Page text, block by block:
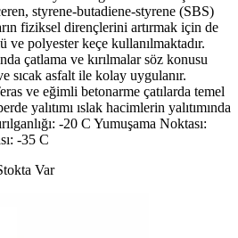
styrene-butadiene-styrene (SBS)
fiziksel dirençlerini artırmak için de
ve polyester keçe kullanılmaktadır.
çatlama ve kırılmalar söz konusu
sıcak asfalt ile kolay uygulanır.
ve eğimli betonarme çatılarda temel
yalıtımı ıslak hacimlerin yalıtımında
-20 C Yumuşama Noktası:
-35 C
Var